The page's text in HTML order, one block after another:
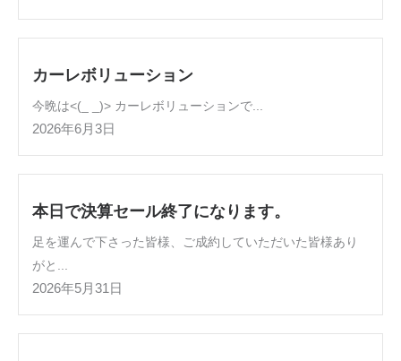
カーレボリューション
今晩は<(_ _)> カーレボリューションで...
2026年6月3日
本日で決算セール終了になります。
足を運んで下さった皆様、ご成約していただいた皆様あり
がと...
2026年5月31日